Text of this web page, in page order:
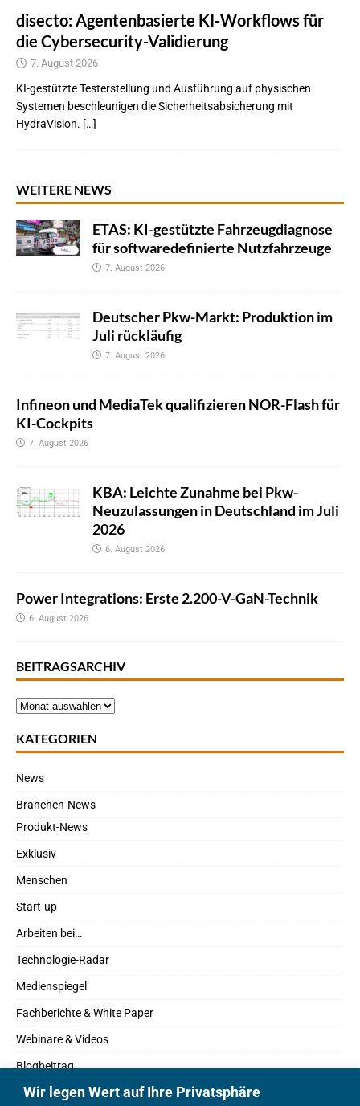
Wir legen Wert auf Ihre Privatsphäre
disecto: Agentenbasierte KI-Workflows für
die Cybersecurity-Validierung
7. August 2026
KI-gestützte Testerstellung und Ausführung auf physischen
Systemen beschleunigen die Sicherheitsabsicherung mit
HydraVision. […]
WEITERE NEWS
ETAS: KI-gestützte Fahrzeugdiagnose
für softwaredefinierte Nutzfahrzeuge
7. August 2026
Deutscher Pkw-Markt: Produktion im
Juli rückläufig
7. August 2026
Infineon und MediaTek qualifizieren NOR-Flash für
KI-Cockpits
7. August 2026
KBA: Leichte Zunahme bei Pkw-
Neuzulassungen in Deutschland im Juli
2026
6. August 2026
Power Integrations: Erste 2.200-V-GaN-Technik
6. August 2026
BEITRAGSARCHIV
KATEGORIEN
News
Branchen-News
Produkt-News
Exklusiv
Menschen
Start-up
Arbeiten bei…
Technologie-Radar
Medienspiegel
Fachberichte & White Paper
Webinare & Videos
Blogbeitrag
Fachbücher